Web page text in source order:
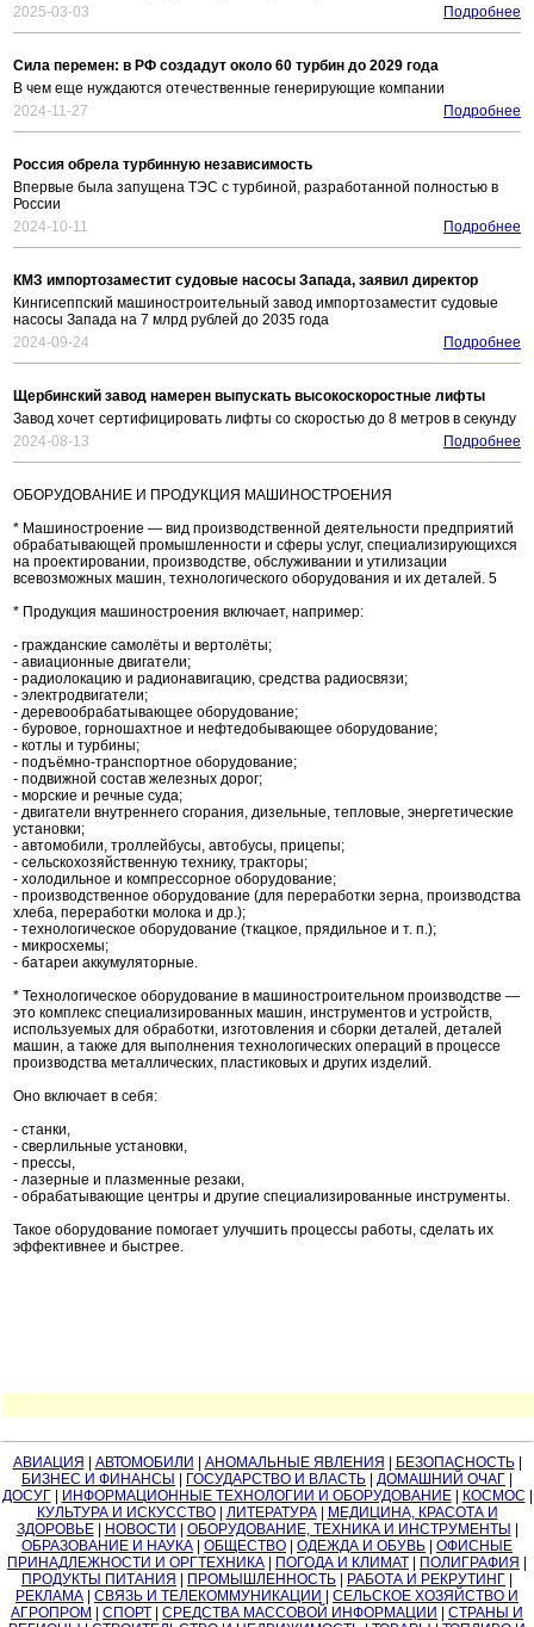
2025-03-03
Подробнее
Сила перемен: в РФ создадут около 60 турбин до 2029 года
В чем еще нуждаются отечественные генерирующие компании
2024-11-27
Подробнее
Россия обрела турбинную независимость
Впервые была запущена ТЭС с турбиной, разработанной полностью в
России
2024-10-11
Подробнее
КМЗ импортозаместит судовые насосы Запада, заявил директор
Кингисеппский машиностроительный завод импортозаместит судовые
насосы Запада на 7 млрд рублей до 2035 года
2024-09-24
Подробнее
Щербинский завод намерен выпускать высокоскоростные лифты
Завод хочет сертифицировать лифты со скоростью до 8 метров в секунду
2024-08-13
Подробнее
ОБОРУДОВАНИЕ И ПРОДУКЦИЯ МАШИНОСТРОЕНИЯ
* Машиностроение — вид производственной деятельности предприятий
обрабатывающей промышленности и сферы услуг, специализирующихся
на проектировании, производстве, обслуживании и утилизации
всевозможных машин, технологического оборудования и их деталей. 5
* Продукция машиностроения включает, например:
- гражданские самолёты и вертолёты;
- авиационные двигатели;
- радиолокацию и радионавигацию, средства радиосвязи;
- электродвигатели;
- деревообрабатывающее оборудование;
- буровое, горношахтное и нефтедобывающее оборудование;
- котлы и турбины;
- подъёмно-транспортное оборудование;
- подвижной состав железных дорог;
- морские и речные суда;
- двигатели внутреннего сгорания, дизельные, тепловые, энергетические
установки;
- автомобили, троллейбусы, автобусы, прицепы;
- сельскохозяйственную технику, тракторы;
- холодильное и компрессорное оборудование;
- производственное оборудование (для переработки зерна, производства
хлеба, переработки молока и др.);
- технологическое оборудование (ткацкое, прядильное и т. п.);
- микросхемы;
- батареи аккумуляторные.
* Технологическое оборудование в машиностроительном производстве —
это комплекс специализированных машин, инструментов и устройств,
используемых для обработки, изготовления и сборки деталей, деталей
машин, а также для выполнения технологических операций в процессе
производства металлических, пластиковых и других изделий.
Оно включает в себя:
- станки,
- сверлильные установки,
- прессы,
- лазерные и плазменные резаки,
- обрабатывающие центры и другие специализированные инструменты.
Такое оборудование помогает улучшить процессы работы, сделать их
эффективнее и быстрее.
АВИАЦИЯ АВТОМОБИЛИ АНОМАЛЬНЫЕ ЯВЛЕНИЯ БЕЗОПАСНОСТЬ|
БИЗНЕС И ФИНАНСЫ
ГОСУДАРСТВО И ВЛАСТЬ ДОМАШНИЙ ОЧАГ
ДОСУГ| ИНФОРМАЦИОННЫЕ ТЕХНОЛОГИИ И ОБОРУДОВАНИЕ| КОСМОС
КУЛЬТУРА И ИСКУССТВО| ЛИТЕРАТУРА|
МЕДИЦИНА, КРАСОТА И
ЗДОРОВЬЕ| НОВОСТИ ОБОРУДОВАНИЕ, ТЕХНИКА И ИНСТРУМЕНТЫ
ОБРАЗОВАНИЕ И НАУКА
ОБЩЕСТВО ОДЕЖДА И ОБУВЬ
ОФИСНЫЕ
ПРИНАДЛЕЖНОСТИ И ОРГТЕХНИКА
ПОГОДА И КЛИМАТ ПОЛИГРАФИЯ
ПРОДУКТЫ ПИТАНИЯ
ПРОМЫШЛЕННОСТЬ РАБОТА И РЕКРУТИНГ
РЕКЛАМА
СВЯЗЬ И ТЕЛЕКОММУНИКАЦИИ
СЕЛЬСКОЕ ХОЗЯЙСТВО И
АГРОПРОМ
СПОРТ СРЕДСТВА МАССОВОЙ ИНФОРМАЦИИ
СТРАНЫ И